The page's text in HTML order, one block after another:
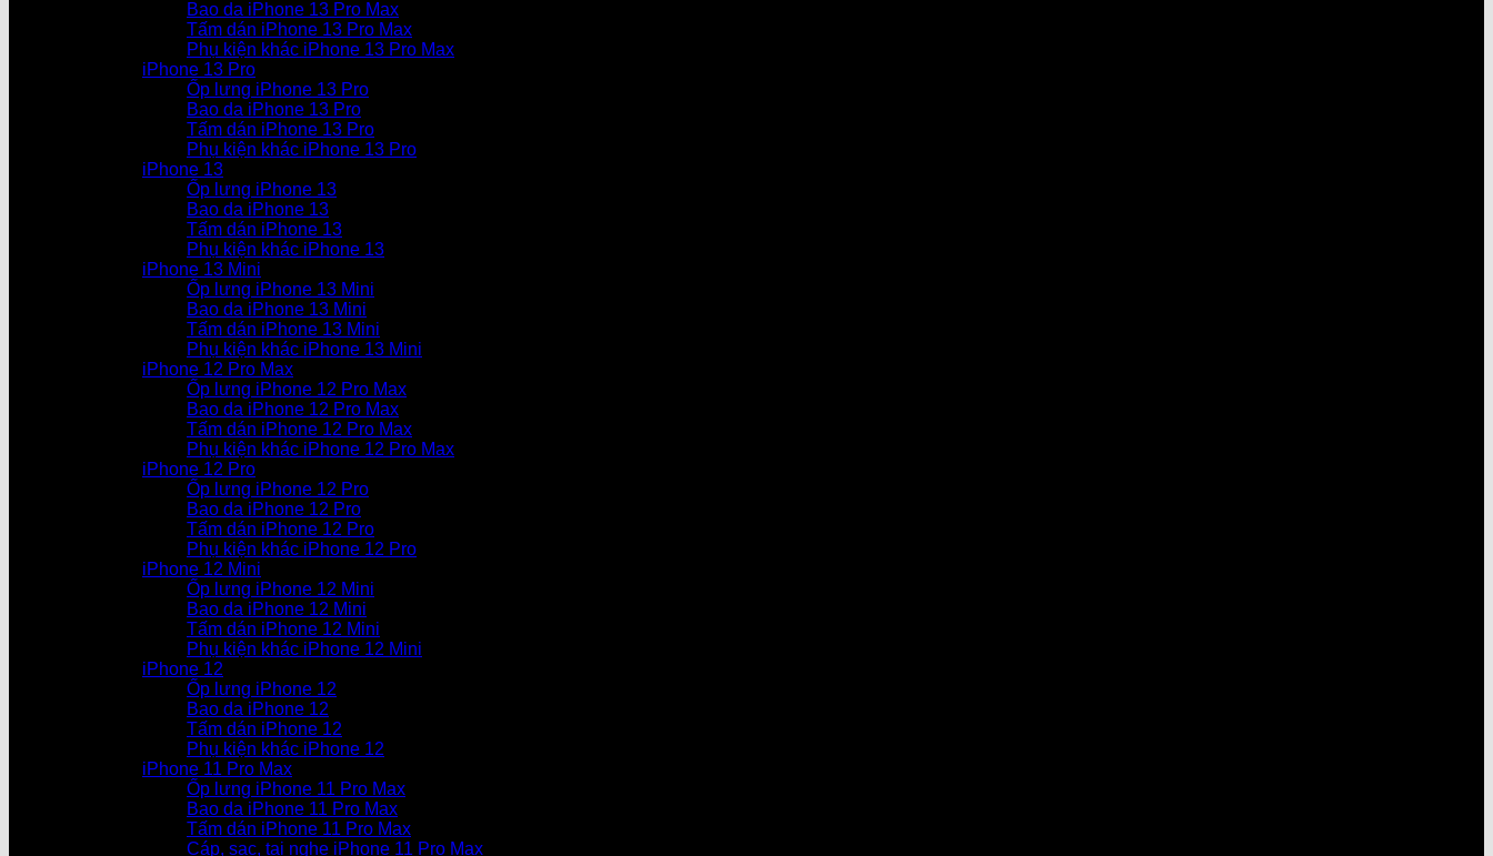
Bao da iPhone 13 Pro Max
Tấm dán iPhone 13 Pro Max
Phụ kiện khác iPhone 13 Pro Max
iPhone 13 Pro
Ốp lưng iPhone 13 Pro
Bao da iPhone 13 Pro
Tấm dán iPhone 13 Pro
Phụ kiện khác iPhone 13 Pro
iPhone 13
Ốp lưng iPhone 13
Bao da iPhone 13
Tấm dán iPhone 13
Phụ kiện khác iPhone 13
iPhone 13 Mini
Ốp lưng iPhone 13 Mini
Bao da iPhone 13 Mini
Tấm dán iPhone 13 Mini
Phụ kiện khác iPhone 13 Mini
iPhone 12 Pro Max
Ốp lưng iPhone 12 Pro Max
Bao da iPhone 12 Pro Max
Tấm dán iPhone 12 Pro Max
Phụ kiện khác iPhone 12 Pro Max
iPhone 12 Pro
Ốp lưng iPhone 12 Pro
Bao da iPhone 12 Pro
Tấm dán iPhone 12 Pro
Phụ kiện khác iPhone 12 Pro
iPhone 12 Mini
Ốp lưng iPhone 12 Mini
Bao da iPhone 12 Mini
Tấm dán iPhone 12 Mini
Phụ kiện khác iPhone 12 Mini
iPhone 12
Ốp lưng iPhone 12
Bao da iPhone 12
Tấm dán iPhone 12
Phụ kiện khác iPhone 12
iPhone 11 Pro Max
Ốp lưng iPhone 11 Pro Max
Bao da iPhone 11 Pro Max
Tấm dán iPhone 11 Pro Max
Cáp, sạc, tai nghe iPhone 11 Pro Max